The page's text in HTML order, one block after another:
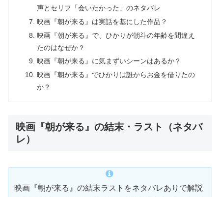
声とセリフ「会いたかった」のネタバレ
映画『朝が来る』は実話を基にした作品？
映画『朝が来る』で、ひかりが朝斗の年齢を間違え
たのはなぜか？
映画『朝が来る』に気まずいシーンはあるか？
映画『朝が来る』でひかりは誰からお金を借りたの
か？
映画『朝が来る』の結末・ラスト（ネタバ
レ）
映画『朝が来る』の結末ラストをネタバレありで解説